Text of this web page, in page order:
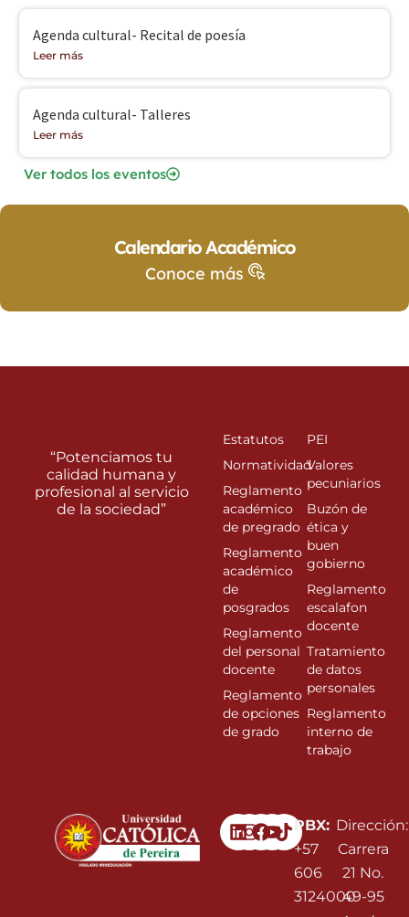
Agenda cultural- Recital de poesía
Leer más
Agenda cultural- Talleres
Leer más
Ver todos los eventos
Calendario Académico
Conoce más
Linkedin
Instagram
Facebook
Youtube
PBX:
+57
606
3124000
Dirección:
Carrera
21 No.
49-95
“Potenciamos tu
calidad humana y
profesional al servicio
de la sociedad”
Estatutos
Normatividad
Reglamento
académico
de pregrado
Reglamento
académico
de
posgrados
Reglamento
del personal
docente
Reglamento
de opciones
de grado
PEI
Valores
pecuniarios
Buzón de
ética y
buen
gobierno
Reglamento
escalafon
docente
Tratamiento
de datos
personales
Reglamento
interno de
trabajo